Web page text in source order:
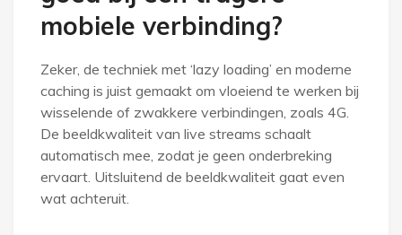
mobiele verbinding?
Zeker, de techniek met ‘lazy loading’ en moderne
caching is juist gemaakt om vloeiend te werken bij
wisselende of zwakkere verbindingen, zoals 4G.
De beeldkwaliteit van live streams schaalt
automatisch mee, zodat je geen onderbreking
ervaart. Uitsluitend de beeldkwaliteit gaat even
wat achteruit.